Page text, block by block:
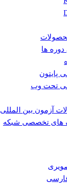
دوره ها
پایتون
تحت وب
آزمون بین المللی
های تخصصی شبکه